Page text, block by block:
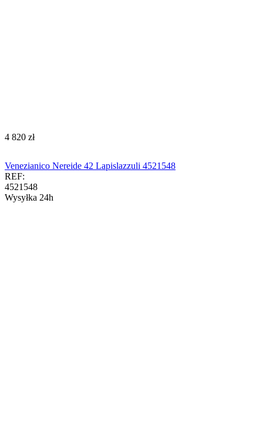
‍4 820‍ zł
Venezianico Nereide 42 Lapislazzuli 4521548
REF:
4521548
Wysyłka 24h